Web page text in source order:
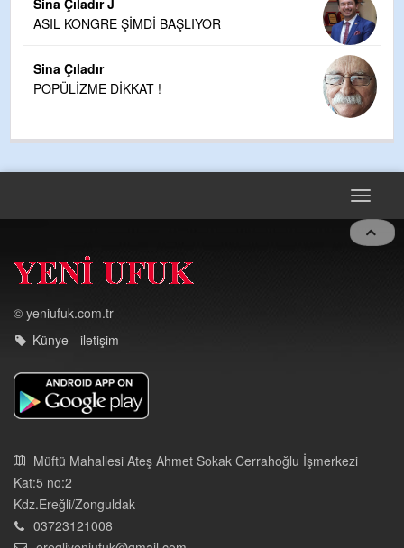
Sina Çıladır J
ASIL KONGRE ŞİMDİ BAŞLIYOR
Sina Çıladır
POPÜLİZME DİKKAT !
Toggle
© yeniufuk.com.tr
Künye - iletişim
Müftü Mahallesi Ateş Ahmet Sokak Cerrahoğlu İşmerkezi
Kat:5 no:2
Kdz.Ereğli/Zonguldak
03723121008